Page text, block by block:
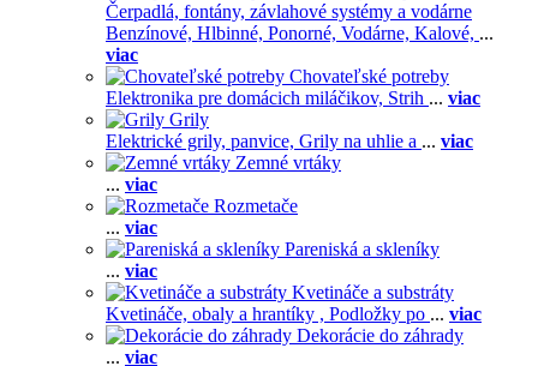
Čerpadlá, fontány, závlahové systémy a vodárne
Benzínové, Hlbinné, Ponorné, Vodárne, Kalové, ...
viac
Chovateľské potreby
Elektronika pre domácich miláčikov, Strih ... viac
Grily
Elektrické grily, panvice, Grily na uhlie a ... viac
Zemné vrtáky
... viac
Rozmetače
... viac
Pareniská a skleníky
... viac
Kvetináče a substráty
Kvetináče, obaly a hrantíky , Podložky po ... viac
Dekorácie do záhrady
... viac